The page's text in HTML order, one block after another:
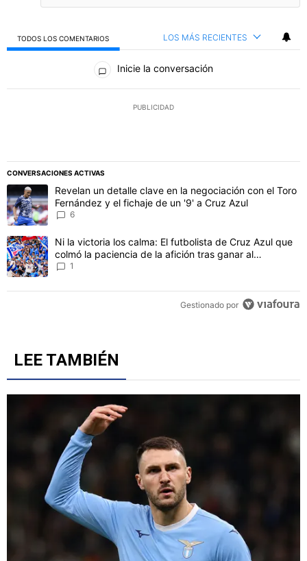
TODOS LOS COMENTARIOS LOS MÁS RECIENTES
Todos los comentarios
Inicie la conversación
PUBLICIDAD
CONVERSACIONES ACTIVAS
Este listado muestra los artículos con más comentarios en los
Un artículo de tendencia con el título "Revelan un detalle clave
Revelan un detalle clave en la negociación con el Toro
Fernández y el fichaje de un '9' a Cruz Azul
6
Un artículo de tendencia con el título "Ni la victoria los calma: El
Ni la victoria los calma: El futbolista de Cruz Azul que
colmó la paciencia de la afición tras ganar al
Philadelphia
1
Gestionado por
LEE TAMBIÉN